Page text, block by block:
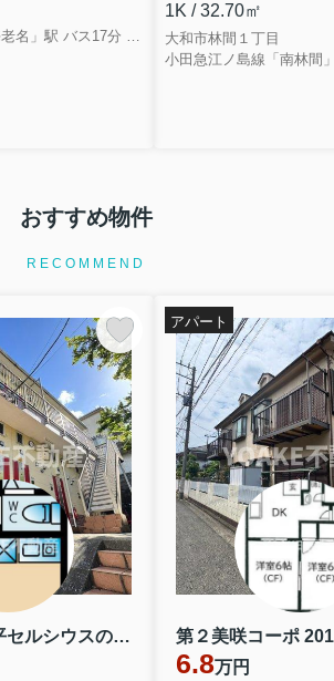
1K / 32.70㎡
大和市林間１丁目
小田急江ノ島線「南林間
おすすめ物件
RECOMMEND
ユナイト宮前平セルシウスの輝き 202 第２美咲コーポ 201
6.8万円
アパート